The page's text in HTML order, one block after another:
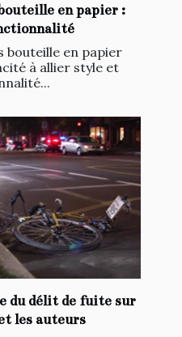
en papier :
bouteille en papier
à allier style et
du délit de fuite sur
les auteurs